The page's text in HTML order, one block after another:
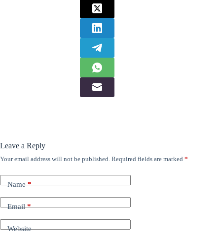
Leave a Reply
Your email address will not be published. Required fields are marked *
Name*
Email*
Website